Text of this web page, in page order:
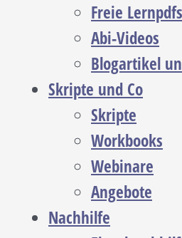
Freie Lernpdfs
Abi-Videos
Blogartikel
Skripte und Co
Skripte
Workbooks
Webinare
Angebote
Nachhilfe